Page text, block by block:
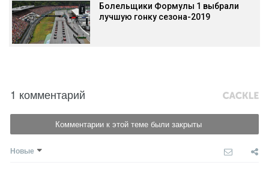
Болельщики Формулы 1 выбрали
лучшую гонку сезона-2019
1 комментарий
Комментарии к этой теме были закрыты
Новые